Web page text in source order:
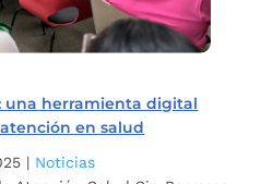
una herramienta digital
en salud
| Noticias